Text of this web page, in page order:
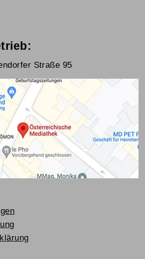
Straße 95